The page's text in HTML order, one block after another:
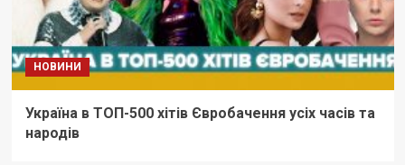
НОВИНИ
Україна в ТОП-500 хітів Євробачення усіх часів та
народів